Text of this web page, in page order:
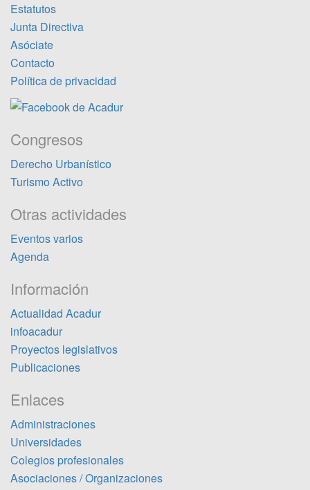
Estatutos
Junta Directiva
Asóciate
Contacto
Política de privacidad
Congresos
Derecho Urbanístico
Turismo Activo
Otras actividades
Eventos varios
Agenda
Información
Actualidad Acadur
infoacadur
Proyectos legislativos
Publicaciones
Enlaces
Administraciones
Universidades
Colegios profesionales
Asociaciones / Organizaciones